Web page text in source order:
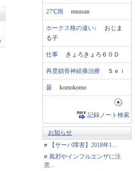
27℃雨 muusan
ホークス格の違い↓ おじま
る子
仕事 きょろきょろ６０Ｄ
再度鎖骨神経痛治療 Ｓｅｉ
曇 komokomo
記録ノート検索
お知らせ
【サーバ障害】2018年1...
風邪やインフルエンザに注
意...